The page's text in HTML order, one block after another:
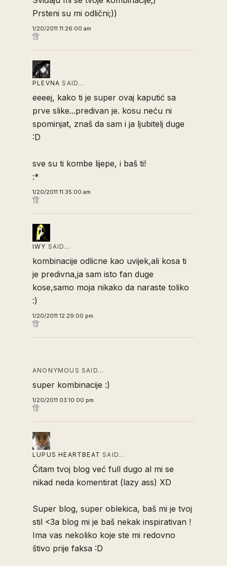
Prsteni su mi odlični;))
1/20/2011 11:26:00 am
PLEVNA SAID…
eeeej, kako ti je super ovaj kaputić sa
prve slike...predivan je. kosu neću ni
spominjat, znaš da sam i ja ljubitelj duge
:D
sve su ti kombe lijepe, i baš ti!
:*
1/20/2011 11:35:00 am
IWY SAID…
kombinacije odlicne kao uvijek,ali kosa ti
je predivna,ja sam isto fan duge
kose,samo moja nikako da naraste toliko
:)
1/20/2011 12:29:00 pm
ANONYMOUS SAID…
super kombinacije :)
1/20/2011 03:10:00 pm
LUPUS HEARTBEAT SAID…
Čitam tvoj blog već full dugo al mi se
nikad neda komentirat (lazy ass) XD
Super blog, super oblekica, baš mi je tvoj
stil <3a blog mi je baš nekak inspirativan !
Ima vas nekoliko koje ste mi redovno
štivo prije faksa :D